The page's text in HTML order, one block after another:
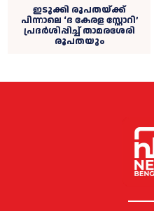
ഇടുക്കി രൂപതയ്ക്ക്
പിന്നാലെ ‘ദ കേരള സ്റ്റോറി’
പ്രദര്‍ശിപ്പിച്ച് താമരശേരി
രൂപതയും